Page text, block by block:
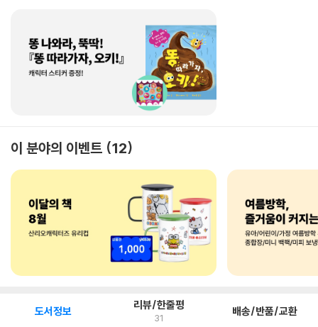
이 분야의 이벤트 12
도서정보 리뷰/한줄평
31 배송/반품/교환